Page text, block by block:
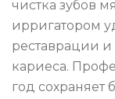
чистка зубов
ирригатором
реставрации и
кариеса.
год сохраняет